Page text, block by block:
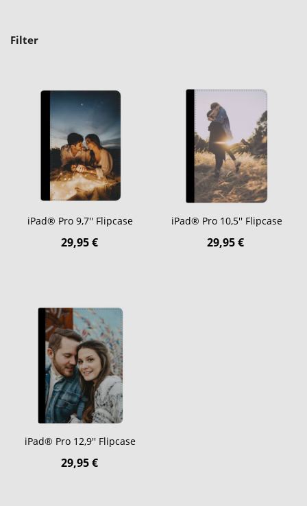
Filter
iPad® Pro 9,7'' Flipcase
29,95 €
iPad® Pro 10,5'' Flipcase
29,95 €
iPad® Pro 12,9'' Flipcase
29,95 €